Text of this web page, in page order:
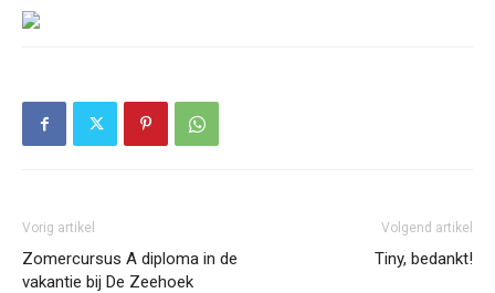
Vorig artikel
Zomercursus A diploma in de
vakantie bij De Zeehoek
Volgend artikel
Tiny, bedankt!